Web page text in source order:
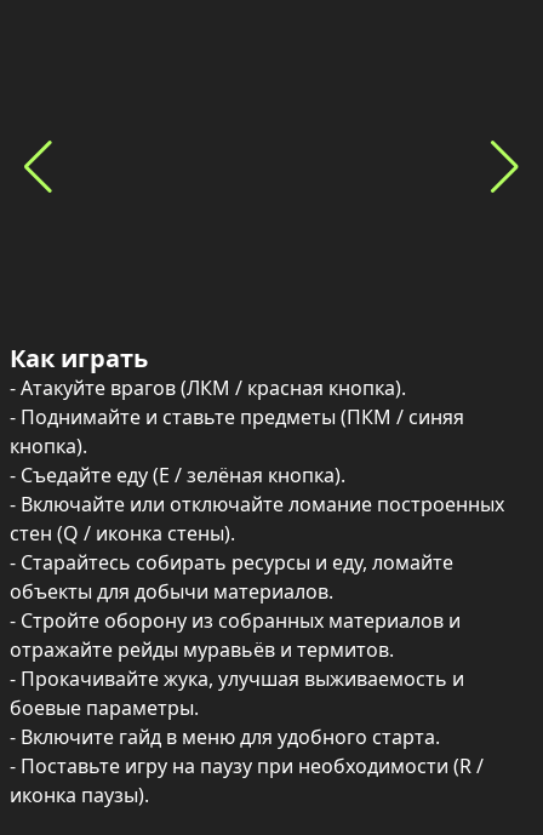
Как играть
- Атакуйте врагов (ЛКМ / красная кнопка).
- Поднимайте и ставьте предметы (ПКМ / синяя
кнопка).
- Съедайте еду (E / зелёная кнопка).
- Включайте или отключайте ломание построенных
стен (Q / иконка стены).
- Старайтесь собирать ресурсы и еду, ломайте
объекты для добычи материалов.
- Стройте оборону из собранных материалов и
отражайте рейды муравьёв и термитов.
- Прокачивайте жука, улучшая выживаемость и
боевые параметры.
- Включите гайд в меню для удобного старта.
- Поставьте игру на паузу при необходимости (R /
иконка паузы).